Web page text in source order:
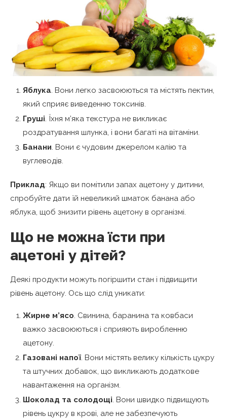
Яблука. Вони легко засвоюються та містять пектин,
який сприяє виведенню токсинів.
Груші. Їхня м’яка текстура не викликає
роздратування шлунка, і вони багаті на вітаміни.
Банани. Вони є чудовим джерелом калію та
вуглеводів.
Приклад: Якщо ви помітили запах ацетону у дитини,
спробуйте дати їй невеликий шматок банана або
яблука, щоб знизити рівень ацетону в організмі.
Що не можна їсти при
ацетоні у дітей?
Деякі продукти можуть погіршити стан і підвищити
рівень ацетону. Ось що слід уникати:
Жирне м’ясо. Свинина, баранина та ковбаси
важко засвоюються і сприяють виробленню
ацетону.
Газовані напої. Вони містять велику кількість цукру
та штучних добавок, що викликають додаткове
навантаження на організм.
Шоколад та солодощі. Вони швидко підвищують
рівень цукру в крові, але не забезпечують